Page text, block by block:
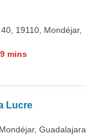
19110, Mondéjar,
mins
Lucre
Guadalajara